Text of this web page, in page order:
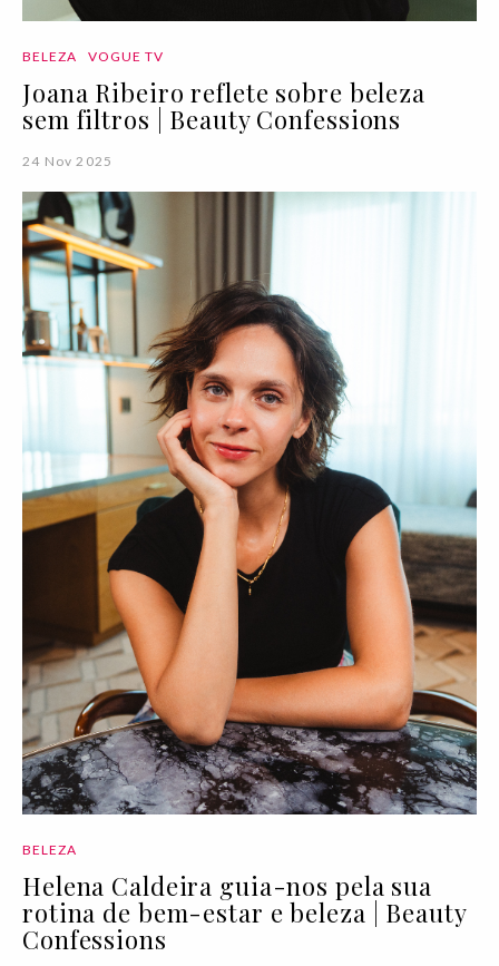
BELEZA VOGUE TV
Joana Ribeiro reflete sobre beleza
sem filtros | Beauty Confessions
24 Nov 2025
BELEZA
Helena Caldeira guia-nos pela sua
rotina de bem-estar e beleza | Beauty
Confessions